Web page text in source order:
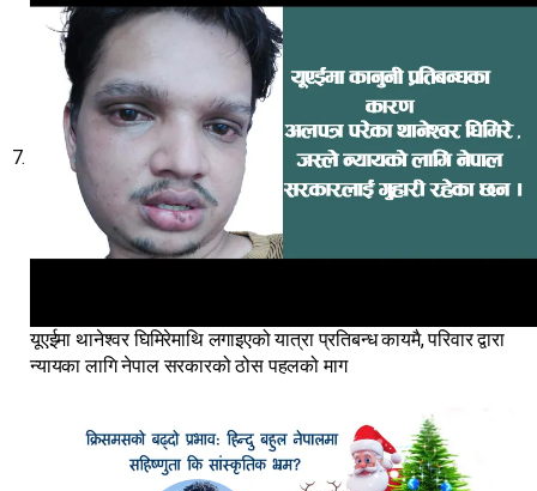
यूएईमा थानेश्वर घिमिरेमाथि लगाइएको यात्रा प्रतिबन्ध कायमै, परिवार द्वारा
न्यायका लागि नेपाल सरकारको ठोस पहलको माग